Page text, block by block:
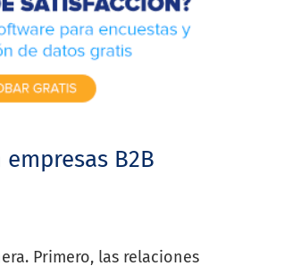
B2B
Primero, las relaciones